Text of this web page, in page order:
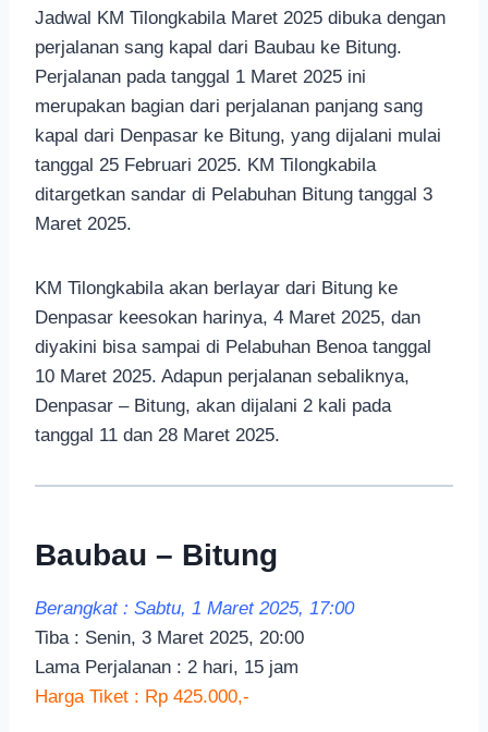
Jadwal KM Tilongkabila Maret 2025 dibuka dengan
perjalanan sang kapal dari Baubau ke Bitung.
Perjalanan pada tanggal 1 Maret 2025 ini
merupakan bagian dari perjalanan panjang sang
kapal dari Denpasar ke Bitung, yang dijalani mulai
tanggal 25 Februari 2025. KM Tilongkabila
ditargetkan sandar di Pelabuhan Bitung tanggal 3
Maret 2025.
KM Tilongkabila akan berlayar dari Bitung ke
Denpasar keesokan harinya, 4 Maret 2025, dan
diyakini bisa sampai di Pelabuhan Benoa tanggal
10 Maret 2025. Adapun perjalanan sebaliknya,
Denpasar – Bitung, akan dijalani 2 kali pada
tanggal 11 dan 28 Maret 2025.
Baubau – Bitung
Berangkat : Sabtu, 1 Maret 2025, 17:00
Tiba : Senin, 3 Maret 2025, 20:00
Lama Perjalanan : 2 hari, 15 jam
Harga Tiket : Rp 425.000,-